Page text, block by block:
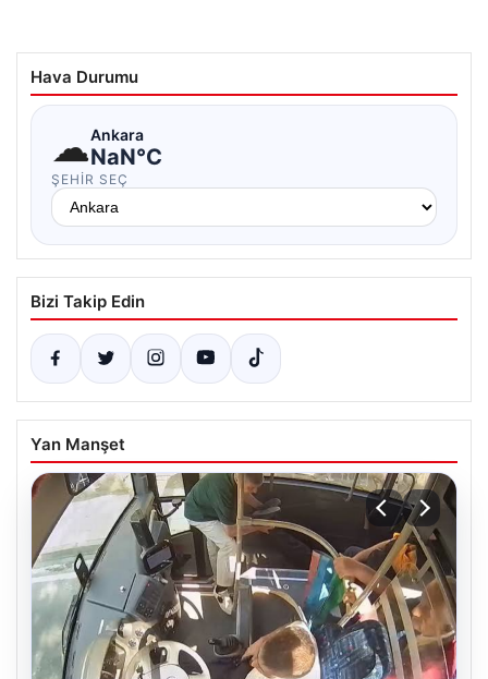
Hava Durumu
☁Ankara
NaN°C
ŞEHIR SEÇ
Bizi Takip Edin
Yan Manşet